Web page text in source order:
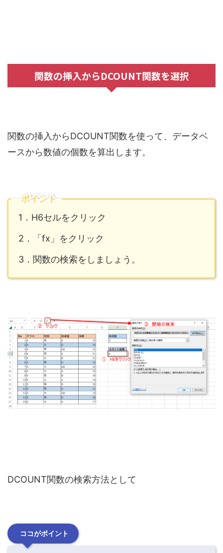
関数の挿入からDCOUNT関数を選択
関数の挿入からDCOUNT関数を使って、データベ
ースから数値の個数を算出します。
ポイント
1．H6セルをクリック
2．「fx」をクリック
3．関数の検索をしましょう。
DCOUNT関数の検索方法として
ココがポイント